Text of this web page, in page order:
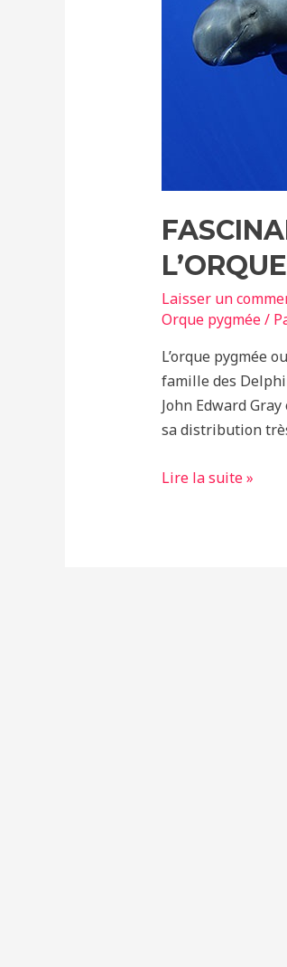
Laisser un
Orque pygmée/
L’orque pygmée
famille des
John Edward
sa distribution
Fascinante
Lire la suite »